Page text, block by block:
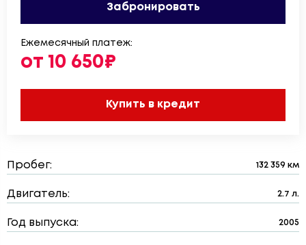
Забронировать
Ежемесячный платеж:
от 10 650₽
Купить в кредит
Пробег: 132 359 км
Двигатель: 2.7 л.
Год выпуска: 2005